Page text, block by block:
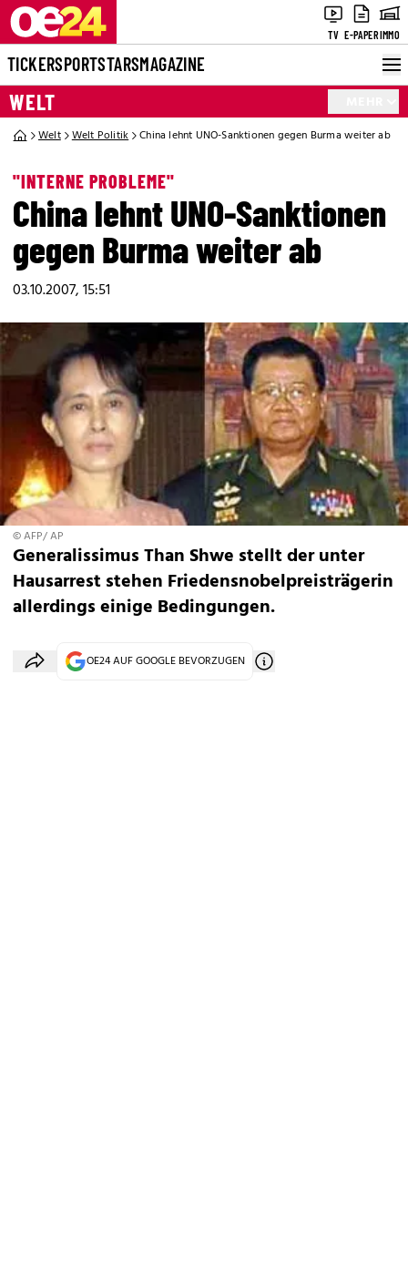
TV E-PAPERIMMO
TICKERSPORTSTARSMAGAZINE
WELT
Welt Welt Politik China lehnt UNO-Sanktionen gegen Burma weiter ab
"INTERNE PROBLEME"
China lehnt UNO-Sanktionen
gegen Burma weiter ab
03.10.2007, 15:51
© AFP/ AP
Generalissimus Than Shwe stellt der unter
Hausarrest stehen Friedensnobelpreisträgerin
allerdings einige Bedingungen.
OE24 AUF GOOGLE BEVORZUGEN